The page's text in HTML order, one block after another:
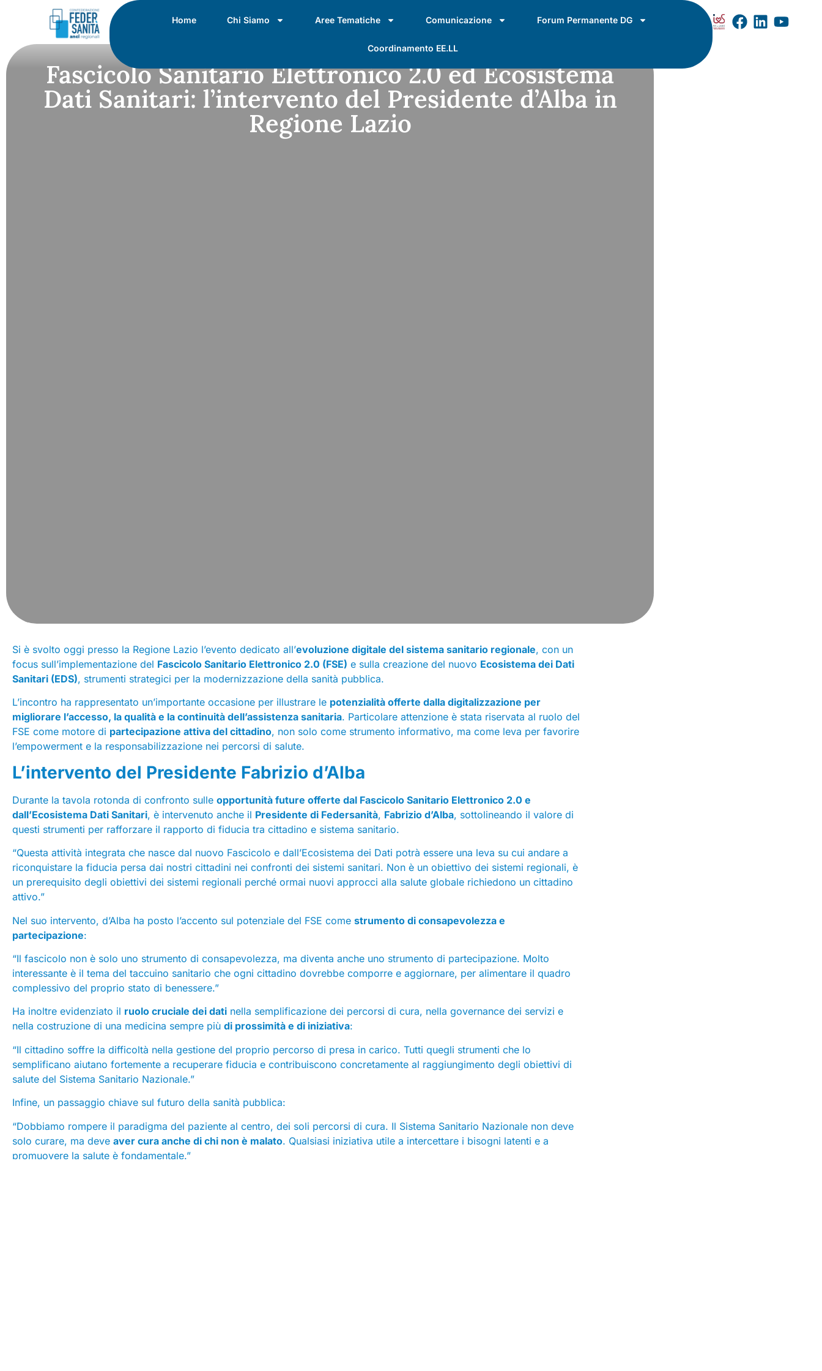
Home Chi Siamo Aree Tematiche Comunicazione Forum Permanente DG
Coordinamento EE.LL
Fascicolo Sanitario Elettronico 2.0 ed Ecosistema
Dati Sanitari: l’intervento del Presidente d’Alba in
Regione Lazio
Si è svolto oggi presso la Regione Lazio l’evento dedicato all’evoluzione digitale del sistema sanitario regionale, con un
focus sull’implementazione del Fascicolo Sanitario Elettronico 2.0 (FSE) e sulla creazione del nuovo Ecosistema dei Dati
Sanitari (EDS), strumenti strategici per la modernizzazione della sanità pubblica.
L’incontro ha rappresentato un’importante occasione per illustrare le potenzialità offerte dalla digitalizzazione per
migliorare l’accesso, la qualità e la continuità dell’assistenza sanitaria. Particolare attenzione è stata riservata al ruolo del
FSE come motore di partecipazione attiva del cittadino, non solo come strumento informativo, ma come leva per favorire
l’empowerment e la responsabilizzazione nei percorsi di salute.
L’intervento del Presidente Fabrizio d’Alba
Durante la tavola rotonda di confronto sulle opportunità future offerte dal Fascicolo Sanitario Elettronico 2.0 e
dall’Ecosistema Dati Sanitari, è intervenuto anche il Presidente di Federsanità, Fabrizio d’Alba, sottolineando il valore di
questi strumenti per rafforzare il rapporto di fiducia tra cittadino e sistema sanitario.
“Questa attività integrata che nasce dal nuovo Fascicolo e dall’Ecosistema dei Dati potrà essere una leva su cui andare a
riconquistare la fiducia persa dai nostri cittadini nei confronti dei sistemi sanitari. Non è un obiettivo dei sistemi regionali, è
un prerequisito degli obiettivi dei sistemi regionali perché ormai nuovi approcci alla salute globale richiedono un cittadino
attivo.”
Nel suo intervento, d’Alba ha posto l’accento sul potenziale del FSE come strumento di consapevolezza e
partecipazione:
“Il fascicolo non è solo uno strumento di consapevolezza, ma diventa anche uno strumento di partecipazione. Molto
interessante è il tema del taccuino sanitario che ogni cittadino dovrebbe comporre e aggiornare, per alimentare il quadro
complessivo del proprio stato di benessere.”
Ha inoltre evidenziato il ruolo cruciale dei dati nella semplificazione dei percorsi di cura, nella governance dei servizi e
nella costruzione di una medicina sempre più di prossimità e di iniziativa:
“Il cittadino soffre la difficoltà nella gestione del proprio percorso di presa in carico. Tutti quegli strumenti che lo
semplificano aiutano fortemente a recuperare fiducia e contribuiscono concretamente al raggiungimento degli obiettivi di
salute del Sistema Sanitario Nazionale.”
Infine, un passaggio chiave sul futuro della sanità pubblica:
“Dobbiamo rompere il paradigma del paziente al centro, dei soli percorsi di cura. Il Sistema Sanitario Nazionale non deve
solo curare, ma deve aver cura anche di chi non è malato. Qualsiasi iniziativa utile a intercettare i bisogni latenti e a
promuovere la salute è fondamentale.”